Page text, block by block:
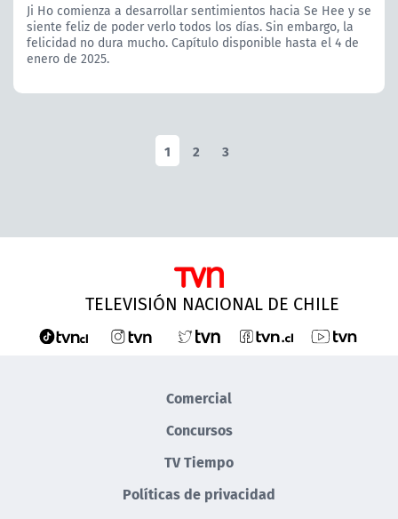
Ji Ho comienza a desarrollar sentimientos hacia Se Hee y se
siente feliz de poder verlo todos los días. Sin embargo, la
felicidad no dura mucho. Capítulo disponible hasta el 4 de
enero de 2025.
1 2 3
TELEVISIÓN NACIONAL DE CHILE
Comercial
Concursos
TV Tiempo
Políticas de privacidad